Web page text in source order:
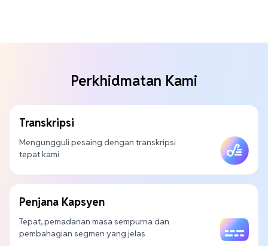
Perkhidmatan Kami
Transkripsi
Mengungguli pesaing dengan transkripsi
tepat kami
Penjana Kapsyen
Tepat, pemadanan masa sempurna dan
pembahagian segmen yang jelas